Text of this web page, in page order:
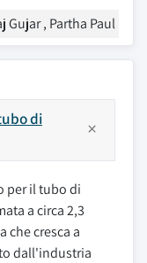
Gujar , Partha Paul
di
per il tubo di
a circa 2,3
che cresca a
dall'industria